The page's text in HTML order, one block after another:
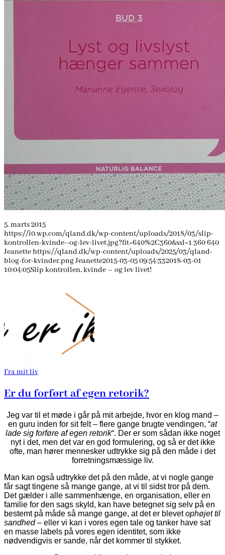
5. marts 2015
https://i0.wp.com/qland.dk/wp-content/uploads/2018/03/slip-
kontrollen-kvinde--og-lev-livet.jpg?fit=640%2C360&ssl=1 360640
Jeanettehttps://qland.dk/wp-content/uploads/2025/03/qland-
blog-for-kvinder.pngJeanette2015-03-05 09:54:332018-03-01
10:04:05Slip kontrollen, kvinde – og lev livet!
Fra mit liv
Er du forført af egen retorik?
Jeg var til et møde i går på mit arbejde, hvor en klog mand –
en guru inden for sit felt – flere gange brugte vendingen, “at
lade sig forføre af egen retorik“. Der er som sådan ikke noget
nyt i det, men det var en god formulering, og så er det ikke
ofte, man hører mennesker udtrykke sig på den måde i det
forretningsmæssige liv.
Man kan også udtrykke det på den måde, at vi nogle gange
får sagt tingene så mange gange, at vi til sidst tror på dem.
Det gælder i alle sammenhænge, en organisation, eller en
familie for den sags skyld, kan have betegnet sig selv på en
bestemt på måde så mange gange, at det er blevetophøjet til
sandhed– eller vi kan i vores egen tale og tanker have sat
en masse labels på vores egen identitet, som ikke
nødvendigvis er sande, når det kommer til stykket.